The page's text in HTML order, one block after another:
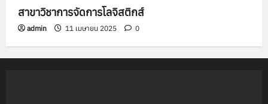
สาขาวิชาการจัดการโลจิสติกส์
admin 11 เมษายน 2025 0